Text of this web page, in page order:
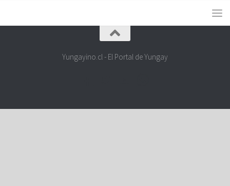
Yungayino.cl - El Portal de Yungay